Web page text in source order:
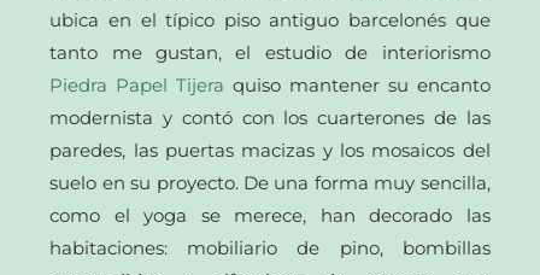
ubica en el típico piso antiguo barcelonés que
tanto me gustan, el estudio de interiorismo
Piedra Papel Tijera quiso mantener su encanto
modernista y contó con los cuarterones de las
paredes, las puertas macizas y los mosaicos del
suelo en su proyecto. De una forma muy sencilla,
como el yoga se merece, han decorado las
habitaciones: mobiliario de pino, bombillas